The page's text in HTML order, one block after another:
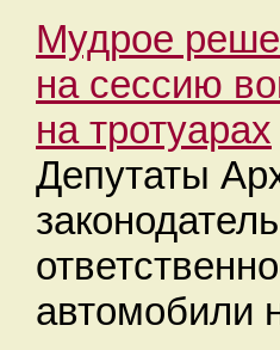
Мудрое
на сессию
на тротуарах
Депутаты
автомобили